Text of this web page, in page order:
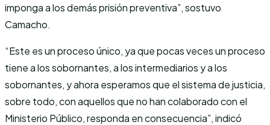
imponga a los demás prisión preventiva”, sostuvo
Camacho.
“Este es un proceso único, ya que pocas veces un proceso
tiene a los sobornantes, a los intermediarios y a los
sobornantes, y ahora esperamos que el sistema de justicia,
sobre todo, con aquellos que no han colaborado con el
Ministerio Público, responda en consecuencia”, indicó